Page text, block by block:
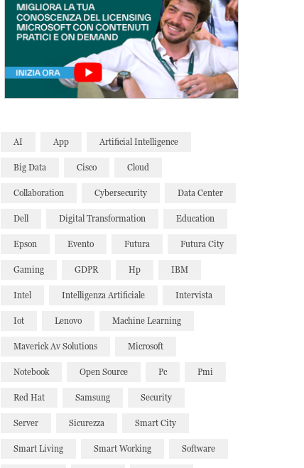
AI App Artificial Intelligence
Big Data Cisco Cloud
Collaboration Cybersecurity Data Center
Dell Digital Transformation Education
Epson Evento Futura Futura City
Gaming GDPR Hp IBM
Intel Intelligenza Artificiale Intervista
Iot Lenovo Machine Learning
Maverick Av Solutions Microsoft
Notebook Open Source Pc Pmi
Red Hat Samsung Security
Server Sicurezza Smart City
Smart Living Smart Working Software